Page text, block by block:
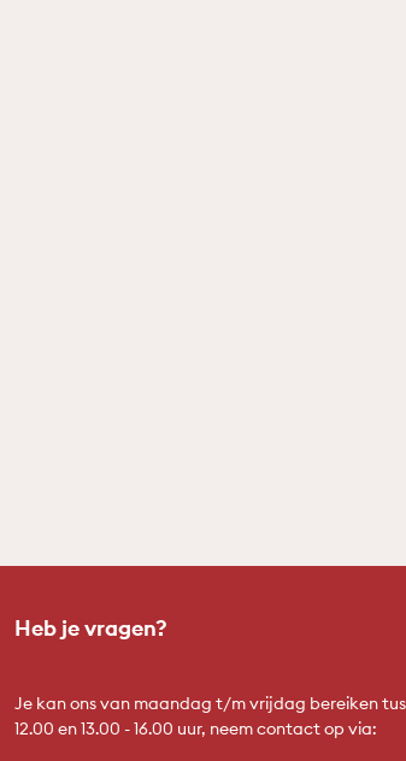
Heb je vragen?
Je kan ons van maandag t/m vrijdag bereiken
12.00 en 13.00 - 16.00 uur, neem contact op via: